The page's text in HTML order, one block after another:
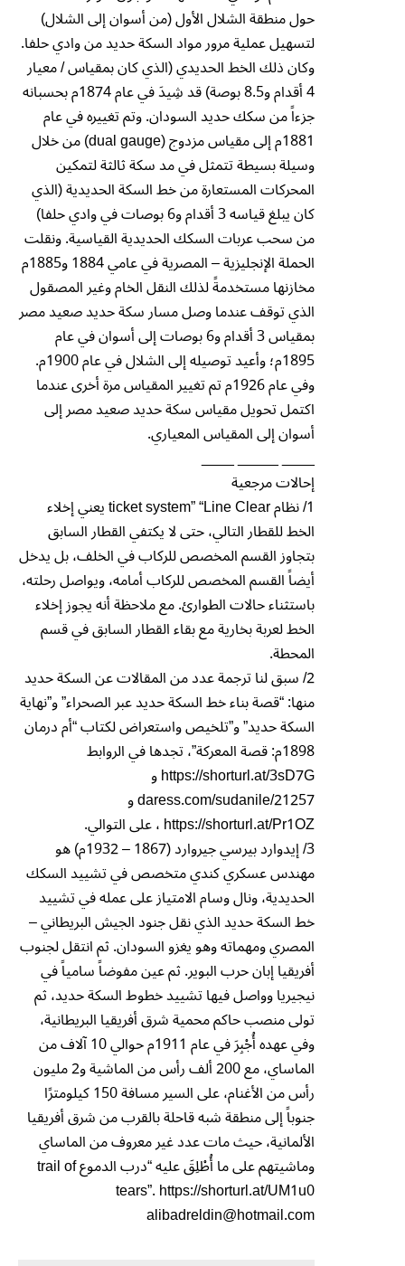
حول منطقة الشلال الأول (من أسوان إلى الشلال)
لتسهيل عملية مرور مواد السكة حديد من وادي حلفا.
وكان ذلك الخط الحديدي (الذي كان بمقياس / معيار
4 أقدام و8.5 بوصة) قد شِيدَ في عام 1874م بحسبانه
جزءاً من سكك حديد السودان. وتم تغييره في عام
1881م إلى مقياس مزدوج (dual gauge) من خلال
وسيلة بسيطة تتمثل في مد سكة ثالثة لتمكين
المحركات المستعارة من خط السكة الحديدية (الذي
كان يبلغ قياسه 3 أقدام و6 بوصات في وادي حلفا)
من سحب عربات السكك الحديدية القياسية. ونقلت
الحملة الإنجليزية – المصرية في عامي 1884 و1885م
مخازنها مستخدمةً لذلك النقل الخام وغير المصقول
الذي توقف عندما وصل مسار سكة حديد صعيد مصر
بمقياس 3 أقدام و6 بوصات إلى أسوان في عام
1895م؛ وأعيد توصيله إلى الشلال في عام 1900م.
وفي عام 1926م تم تغيير المقياس مرة أخرى عندما
اكتمل تحويل مقياس سكة حديد صعيد مصر إلى
أسوان إلى المقياس المعياري.
____ _____ ____
إحالات مرجعية
1/ نظام ticket system” “Line Clear يعني إخلاء
الخط للقطار التالي، حتى لا يكتفي القطار السابق
بتجاوز القسم المخصص للركاب في الخلف، بل يدخل
أيضاً القسم المخصص للركاب أمامه، ويواصل رحلته،
باستثناء حالات الطوارئ. مع ملاحظة أنه يجوز إخلاء
الخط لعربة بخارية مع بقاء القطار السابق في قسم
المحطة.
2/ سبق لنا ترجمة عدد من المقالات عن السكة حديد
منها: “قصة بناء خط السكة حديد عبر الصحراء” و”نهاية
السكة حديد” و”تلخيص واستعراض لكتاب “أم درمان
1898م: قصة المعركة”، تجدها في الروابط
https://shorturl.at/3sD7G و
daress.com/sudanile/21257 و
https://shorturl.at/Pr1OZ ، على التوالي.
3/ إيدوارد بيرسي جيروارد (1867 – 1932م) هو
مهندس عسكري كندي متخصص في تشييد السكك
الحديدية، ونال وسام الامتياز على عمله في تشييد
خط السكة حديد الذي نقل جنود الجيش البريطاني –
المصري ومهماته وهو يغزو السودان. ثم انتقل لجنوب
أفريقيا إبان حرب البوير. ثم عين مفوضاً سامياً في
نيجيريا وواصل فيها تشييد خطوط السكة حديد، ثم
تولى منصب حاكم محمية شرق أفريقيا البريطانية،
وفي عهده أُجْبِرَ في عام 1911م حوالي 10 آلاف من
الماساي، مع 200 ألف رأس من الماشية و2 مليون
رأس من الأغنام، على السير مسافة 150 كيلومترًا
جنوباً إلى منطقة شبه قاحلة بالقرب من شرق أفريقيا
الألمانية، حيث مات عدد غير معروف من الماساي
وماشيتهم على ما أُطْلِقَ عليه “درب الدموع trail of
tears”. https://shorturl.at/UM1u0
alibadreldin@hotmail.com